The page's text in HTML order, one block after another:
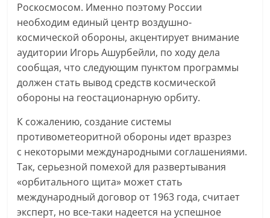
Роскосмосом. Именно поэтому России
необходим единый центр воздушно-
космической обороны, акцентирует внимание
аудитории Игорь Ашурбейли, по ходу дела
сообщая, что следующим пунктом программы
должен стать вывод средств космической
обороны на геостационарную орбиту.
К сожалению, создание системы
противометеоритной обороны идет вразрез
с некоторыми международными соглашениями.
Так, серьезной помехой для развертывания
«орбитального щита» может стать
международный договор от 1963 года, считает
эксперт, но все-таки надеется на успешное